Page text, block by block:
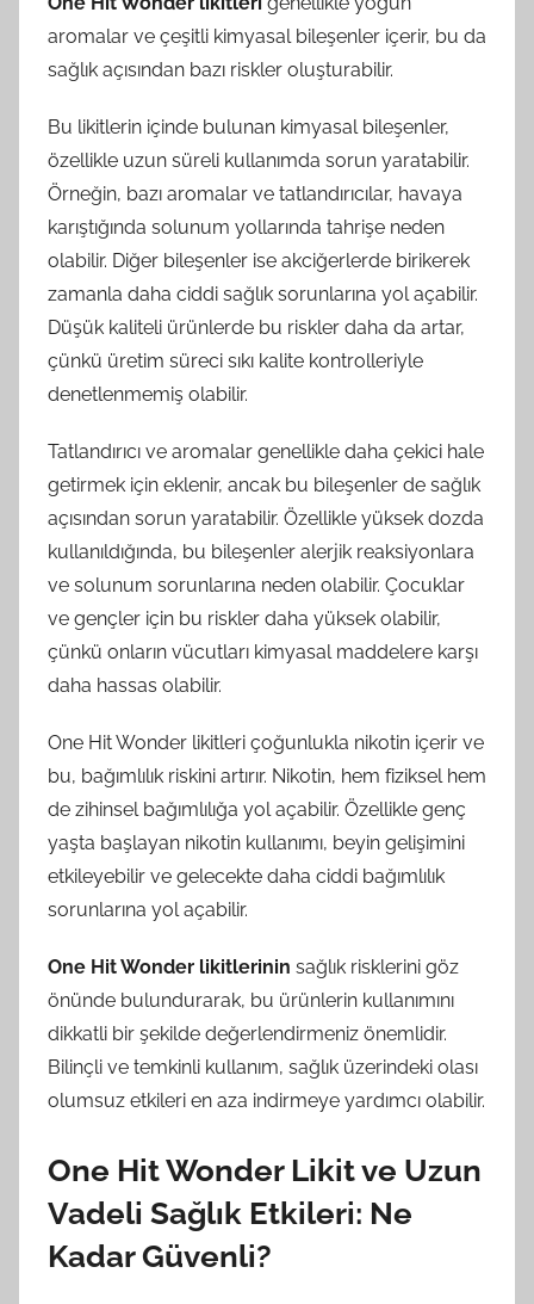
aromalar ve çeşitli kimyasal bileşenler içerir, bu da
sağlık açısından bazı riskler oluşturabilir.
Bu likitlerin içinde bulunan kimyasal bileşenler,
özellikle uzun süreli kullanımda sorun yaratabilir.
Örneğin, bazı aromalar ve tatlandırıcılar, havaya
karıştığında solunum yollarında tahrişe neden
olabilir. Diğer bileşenler ise akciğerlerde birikerek
zamanla daha ciddi sağlık sorunlarına yol açabilir.
Düşük kaliteli ürünlerde bu riskler daha da artar,
çünkü üretim süreci sıkı kalite kontrolleriyle
denetlenmemiş olabilir.
Tatlandırıcı ve aromalar genellikle daha çekici hale
getirmek için eklenir, ancak bu bileşenler de sağlık
açısından sorun yaratabilir. Özellikle yüksek dozda
kullanıldığında, bu bileşenler alerjik reaksiyonlara
ve solunum sorunlarına neden olabilir. Çocuklar
ve gençler için bu riskler daha yüksek olabilir,
çünkü onların vücutları kimyasal maddelere karşı
daha hassas olabilir.
One Hit Wonder likitleri çoğunlukla nikotin içerir ve
bu, bağımlılık riskini artırır. Nikotin, hem fiziksel hem
de zihinsel bağımlılığa yol açabilir. Özellikle genç
yaşta başlayan nikotin kullanımı, beyin gelişimini
etkileyebilir ve gelecekte daha ciddi bağımlılık
sorunlarına yol açabilir.
One Hit Wonder likitlerinin sağlık risklerini göz
önünde bulundurarak, bu ürünlerin kullanımını
dikkatli bir şekilde değerlendirmeniz önemlidir.
Bilinçli ve temkinli kullanım, sağlık üzerindeki olası
olumsuz etkileri en aza indirmeye yardımcı olabilir.
One Hit Wonder Likit ve Uzun
Vadeli Sağlık Etkileri: Ne
Kadar Güvenli?